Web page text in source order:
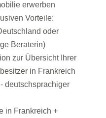
erwerben
Vorteile:
oder
Beraterin)
zur Übersicht Ihrer
in Frankreich
deutschsprachiger
in Frankreich +